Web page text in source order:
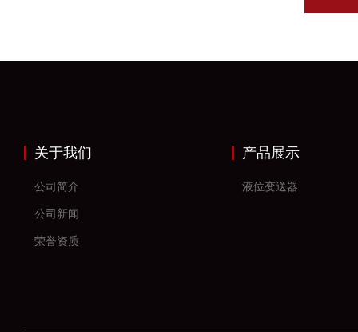
关于我们
公司简介
公司新闻
荣誉资质
产品展示
液位变送器